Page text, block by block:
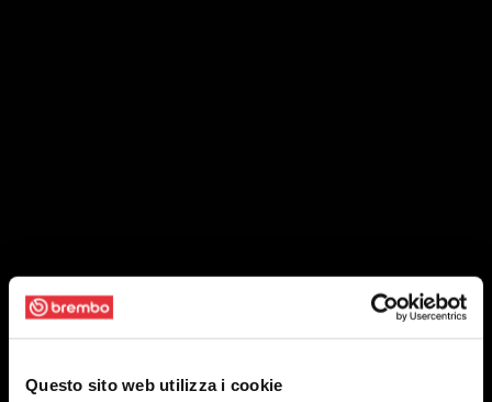
Questo sito web utilizza i cookie